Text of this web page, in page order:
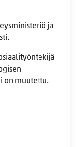
ja
on muutettu.